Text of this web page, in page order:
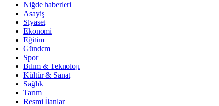
Niğde haberleri
Asayiş
Siyaset
Ekonomi
Eğitim
Gündem
Spor
Bilim & Teknoloji
Kültür & Sanat
Sağlık
Tarım
Resmi İlanlar